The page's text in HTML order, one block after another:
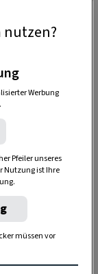
Zimt
und
ideale
Der
für
nutzen?
Werbung
Pfeiler unseres
Nutzung ist Ihre
müssen vor